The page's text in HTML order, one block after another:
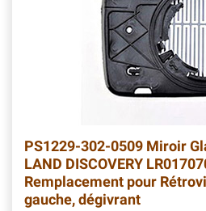
PS1229-302-0509 Miroir
LAND DISCOVERY
Remplacement pour
gauche, dégivrant